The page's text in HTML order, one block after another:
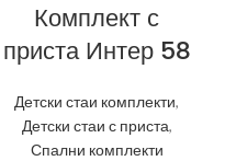
Комплект с
приста Интер 58
Детски стаи комплекти,
Детски стаи с приста,
Спални комплекти